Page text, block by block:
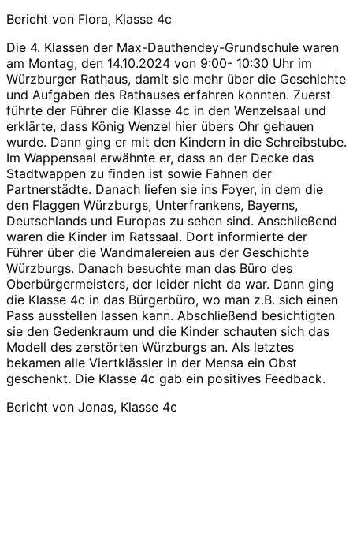
Bericht von Flora, Klasse 4c
Die 4. Klassen der Max-Dauthendey-Grundschule waren
am Montag, den 14.10.2024 von 9:00- 10:30 Uhr im
Würzburger Rathaus, damit sie mehr über die Geschichte
und Aufgaben des Rathauses erfahren konnten. Zuerst
führte der Führer die Klasse 4c in den Wenzelsaal und
erklärte, dass König Wenzel hier übers Ohr gehauen
wurde. Dann ging er mit den Kindern in die Schreibstube.
Im Wappensaal erwähnte er, dass an der Decke das
Stadtwappen zu finden ist sowie Fahnen der
Partnerstädte. Danach liefen sie ins Foyer, in dem die
den Flaggen Würzburgs, Unterfrankens, Bayerns,
Deutschlands und Europas zu sehen sind. Anschließend
waren die Kinder im Ratssaal. Dort informierte der
Führer über die Wandmalereien aus der Geschichte
Würzburgs. Danach besuchte man das Büro des
Oberbürgermeisters, der leider nicht da war. Dann ging
die Klasse 4c in das Bürgerbüro, wo man z.B. sich einen
Pass ausstellen lassen kann. Abschließend besichtigten
sie den Gedenkraum und die Kinder schauten sich das
Modell des zerstörten Würzburgs an. Als letztes
bekamen alle Viertklässler in der Mensa ein Obst
geschenkt. Die Klasse 4c gab ein positives Feedback.
Bericht von Jonas, Klasse 4c